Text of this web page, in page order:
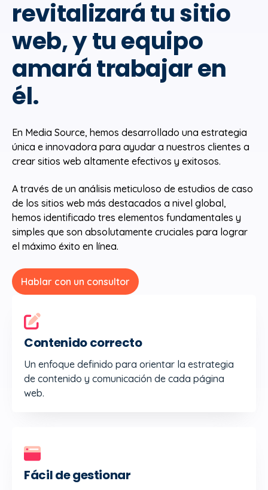
revitalizará tu sitio
web, y tu equipo
amará trabajar en
él.
En Media Source, hemos desarrollado una estrategia
única e innovadora para ayudar a nuestros clientes a
crear sitios web altamente efectivos y exitosos.
A través de un análisis meticuloso de estudios de caso
de los sitios web más destacados a nivel global,
hemos identificado tres elementos fundamentales y
simples que son absolutamente cruciales para lograr
el máximo éxito en línea.
Hablar con un consultor
Contenido correcto
Un enfoque definido para orientar la estrategia
de contenido y comunicación de cada página
web.
Fácil de gestionar